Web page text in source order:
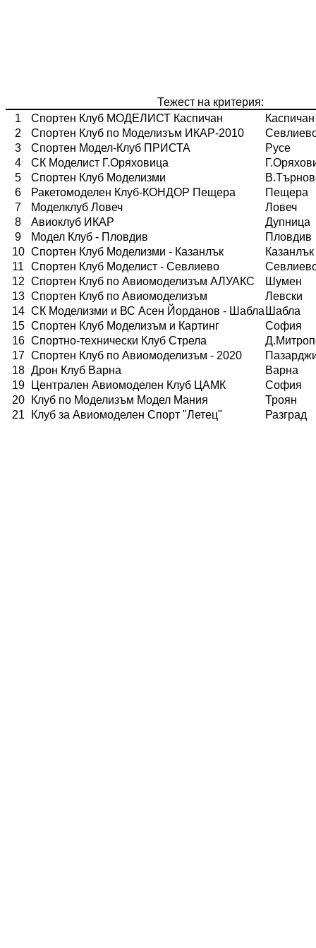
Тежест на критерия:
1
Спортен Клуб МОДЕЛИСТ Каспичан
Каспичан
2
Спортен Клуб по Моделизъм ИКАР-2010
3
Спортен Модел-Клуб ПРИСТА
Русе
4
СК Моделист Г.Оряховица
5
Спортен Клуб Моделизми
6
Ракетомоделен Клуб-КОНДОР Пещера
Пещера
7
Моделклуб Ловеч
Ловеч
8
Авиоклуб ИКАР
Дупница
9
Модел Клуб - Пловдив
Пловдив
10 Спортен Клуб Моделизми - Казанлък
Казанлък
11
Спортен Клуб Моделист - Севлиево
12 Спортен Клуб по Авиомоделизъм АЛУАКС
Шумен
13 Спортен Клуб по Авиомоделизъм
Левски
14 СК Моделизми и ВС Асен Йорданов - Шабла Шабла
15 Спортен Клуб Моделизъм и Картинг
София
16 Спортно-технически Клуб Стрела
17 Спортен Клуб по Авиомоделизъм - 2020
18 Дрон Клуб Варна
Варна
19
Централен Авиомоделен Клуб ЦАМК
София
20
Клуб по Моделизъм Модел Мания
Троян
21
Клуб за Авиомоделен Спорт "Летец" Разград